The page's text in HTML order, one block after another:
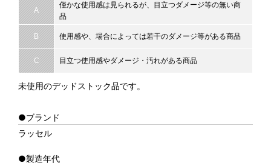
A
僅かな使用感は見られるが、目立つダメージ等の無い商
品
B 使用感や、場合によっては若干のダメージ等がある商品
C 目立つ使用感やダメージ・汚れがある商品
未使用のデッドストック品です。
●ブランド
ラッセル
●製造年代